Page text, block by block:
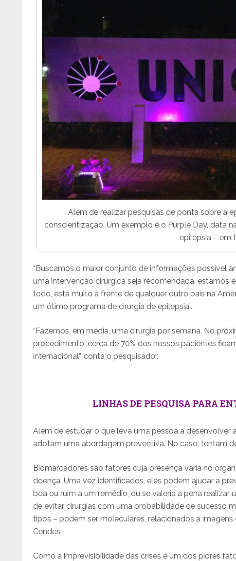
Além de realizar pesquisas de ponta sobre a
conscientização. Um exemplo é o Purple Day, data
epilepsia – em
“Buscamos o maior conjunto de informações possível
uma intervenção cirúrgica seja recomendada, estamos
todo, está muito à frente de qualquer outro país na
um ótimo programa de cirurgia de epilepsia”.
“Fazemos, em média, uma cirurgia por semana. No
procedimento, cerca de 70% dos nossos pacientes
internacional”, conta o pesquisador.
LINHAS DE PESQUISA PARA
Além de estudar o que leva uma pessoa a desenvolver
adotam uma abordagem preventiva. No caso, tentam
Biomarcadores são fatores cuja presença varia no
doença. Uma vez identificados, eles podem ajudar a
boa ou ruim a um remédio, ou se valeria a pena
de evitar cirurgias com uma probabilidade de sucesso
tipos – podem ser moleculares, relacionados a
Cendes.
Como a imprevisibilidade das crises é um dos piores